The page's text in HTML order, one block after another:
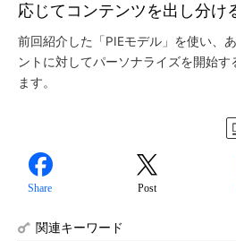
応じてコンテンツを出し分け
前回紹介した「PIEモデル」を使い、
ントに対してパーソナライズを開始
ます。
Share Post
関連キーワード